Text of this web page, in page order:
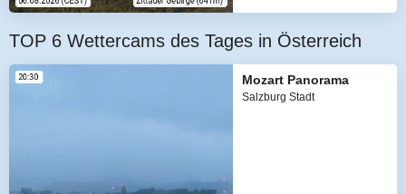
TOP 6 Wettercams des Tages in Österreich
Mozart Panorama
Salzburg Stadt